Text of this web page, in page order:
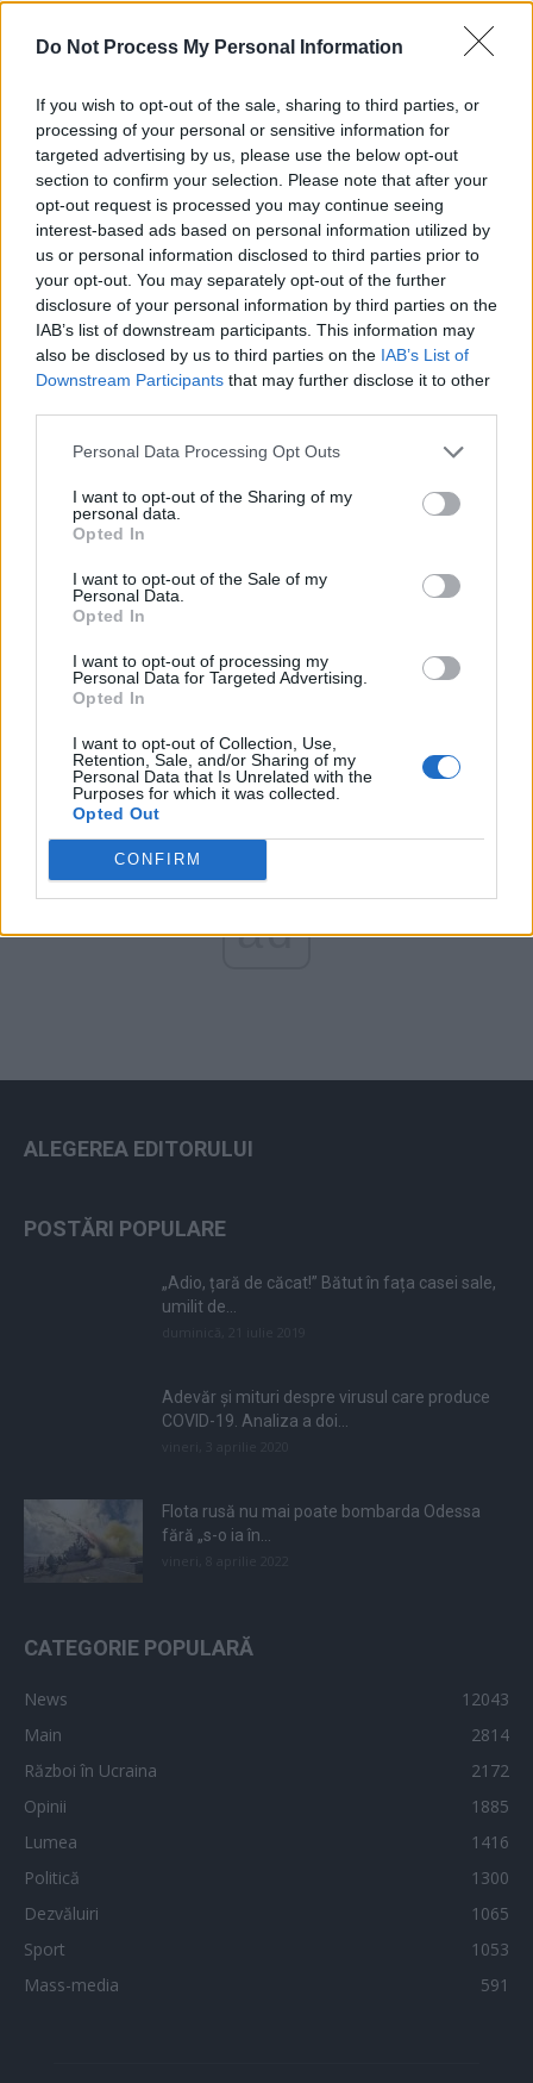
Do Not Process My Personal Information
If you wish to opt-out of the sale, sharing to third parties, or
processing of your personal or sensitive information for
targeted advertising by us, please use the below opt-out
section to confirm your selection. Please note that after your
opt-out request is processed you may continue seeing
interest-based ads based on personal information utilized by
us or personal information disclosed to third parties prior to
your opt-out. You may separately opt-out of the further
disclosure of your personal information by third parties on the
IAB’s list of downstream participants. This information may
also be disclosed by us to third parties on the IAB’s List of
Downstream Participants that may further disclose it to other
Personal Data Processing Opt Outs
I want to opt-out of the Sharing of my
personal data.
Opted In
I want to opt-out of the Sale of my
Personal Data.
Opted In
I want to opt-out of processing my
Personal Data for Targeted Advertising.
Opted In
I want to opt-out of Collection, Use,
Retention, Sale, and/or Sharing of my
Personal Data that Is Unrelated with the
Purposes for which it was collected.
Opted Out
CONFIRM
REPER
SENS
SOS (Șoșoacă)
POT (Gavrilă)
PACE (Peia)
Acțiunea Conservatoare (Târziu)
PDF (Lazarus)
PUSL (D. Voiculescu)
PNȚCD (Pavelescu)
PNCR (Terheș)
Partidul Patrioților (Surugiu)
FAR (Coarnă)
România pe Primul Loc (Ponta)
Altul
Arhiva sondajelor
ad
ALEGEREA EDITORULUI
POSTĂRI POPULARE
„Adio, țară de căcat!” Bătut în fața casei sale,
umilit de...
Adevăr și mituri despre virusul care produce
COVID-19. Analiza a doi...
Flota rusă nu mai poate bombarda Odessa
fără „s-o ia în...
CATEGORIE POPULARĂ
News
12043
Main
2814
Război în Ucraina
2172
Opinii
1885
Lumea
1416
Politică
1300
Dezvăluiri
1065
Sport
1053
Mass-media
591